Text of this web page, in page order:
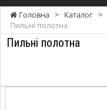
Головна > Каталог >
Пильні полотна
Пильні полотна